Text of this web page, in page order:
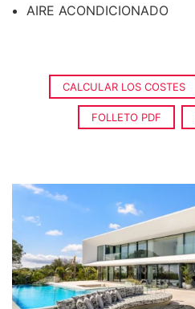
AIRE ACONDICIONADO
CALCULAR LOS COSTES
FOLLETO PDF